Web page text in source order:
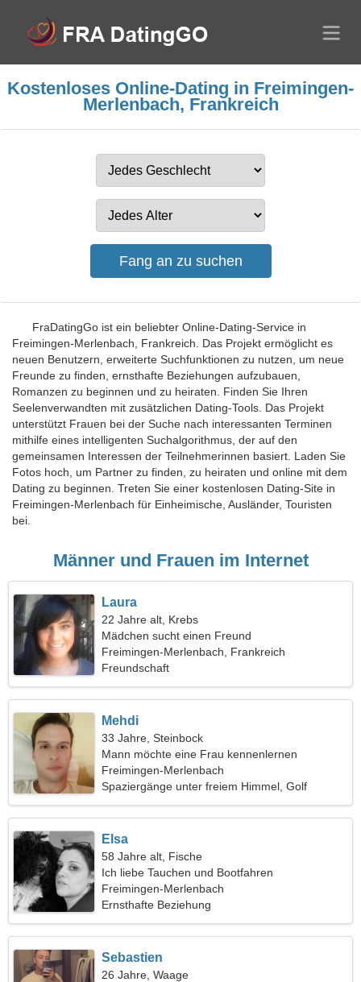
Kostenloses Online-Dating in Freimingen-
Merlenbach, Frankreich
FraDatingGo ist ein beliebter Online-Dating-Service in
Freimingen-Merlenbach, Frankreich. Das Projekt ermöglicht es
neuen Benutzern, erweiterte Suchfunktionen zu nutzen, um neue
Freunde zu finden, ernsthafte Beziehungen aufzubauen,
Romanzen zu beginnen und zu heiraten. Finden Sie Ihren
Seelenverwandten mit zusätzlichen Dating-Tools. Das Projekt
unterstützt Frauen bei der Suche nach interessanten Terminen
mithilfe eines intelligenten Suchalgorithmus, der auf den
gemeinsamen Interessen der Teilnehmerinnen basiert. Laden Sie
Fotos hoch, um Partner zu finden, zu heiraten und online mit dem
Dating zu beginnen. Treten Sie einer kostenlosen Dating-Site in
Freimingen-Merlenbach für Einheimische, Ausländer, Touristen
bei.
Männer und Frauen im Internet
Laura
22 Jahre alt, Krebs
Mädchen sucht einen Freund
Freimingen-Merlenbach, Frankreich
Freundschaft
Mehdi
33 Jahre, Steinbock
Mann möchte eine Frau kennenlernen
Freimingen-Merlenbach
Spaziergänge unter freiem Himmel, Golf
Elsa
58 Jahre alt, Fische
Ich liebe Tauchen und Bootfahren
Freimingen-Merlenbach
Ernsthafte Beziehung
Sebastien
26 Jahre, Waage